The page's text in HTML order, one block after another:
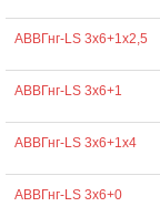
АВВГнг-LS 3х6+1х2,5
АВВГнг-LS 3х6+1
АВВГнг-LS 3х6+1х4
АВВГнг-LS 3х6+0